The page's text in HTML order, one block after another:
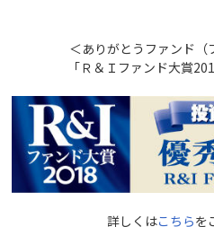
＜ありがとうファンド（
「Ｒ＆Ｉファンド大賞
詳しくはこちらを